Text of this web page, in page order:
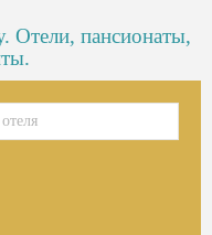
Отели, пансионаты,